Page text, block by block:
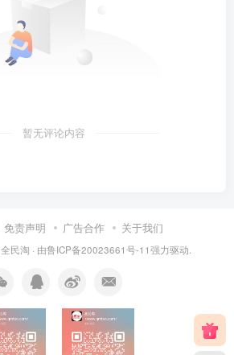
暂无评论内容
免责声明 广告合作 关于我们
全民淘 · 由鲁ICP备20023661号-11强力驱动.